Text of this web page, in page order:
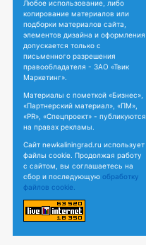
Любое использование, либо
копирование материалов или
подборки материалов сайта,
элементов дизайна и оформления
допускается только с
письменного разрешения
правообладателя - ЗАО «Твик
Маркетинг».
Материалы с пометкой «Бизнес»,
«Партнерский материал», «ПМ»,
«PR», «Спецпроект» - публикуются
на правах рекламы.
Сайт newkaliningrad.ru использует
файлы cookie. Продолжая работу
с сайтом, вы соглашаетесь на
сбор и последующую обработку
файлов cookie.